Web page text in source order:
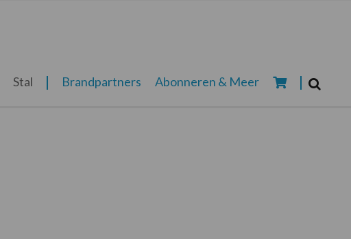
Stal Brandpartners Abonneren & Meer